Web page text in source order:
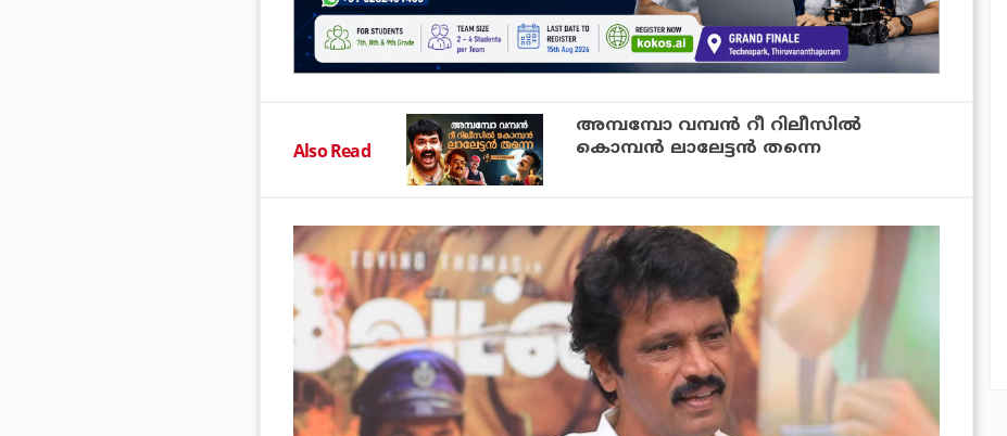
Also Read
അമ്പമ്പോ വമ്പന്‍ റീ റിലീസില്‍
കൊമ്പന്‍ ലാലേട്ടന്‍ തന്നെ